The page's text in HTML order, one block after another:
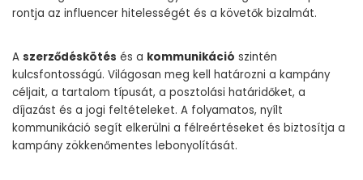
rontja az influencer hitelességét és a követők bizalmát.
A szerződéskötés és a kommunikáció szintén
kulcsfontosságú. Világosan meg kell határozni a kampány
céljait, a tartalom típusát, a posztolási határidőket, a
díjazást és a jogi feltételeket. A folyamatos, nyílt
kommunikáció segít elkerülni a félreértéseket és biztosítja a
kampány zökkenőmentes lebonyolítását.